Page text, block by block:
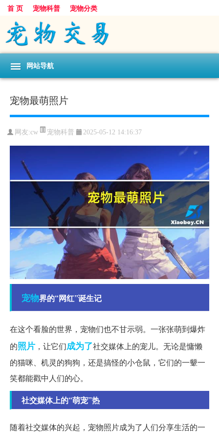
首 页 宠物科普 宠物分类
网站导航
宠物最萌照片
网友:cw 宠物科普 2025-05-12 14:16:37
宠物界的“网红”诞生记
在这个看脸的世界，宠物们也不甘示弱。一张张萌到爆炸
的照片 ，让它们成为了社交媒体上的宠儿。无论是慵懒
的猫咪、机灵的狗狗，还是搞怪的小仓鼠，它们的一颦一
笑都能戳中人们的心。
社交媒体上的“萌宠”热
随着社交媒体的兴起，宠物照片成为了人们分享生活的一